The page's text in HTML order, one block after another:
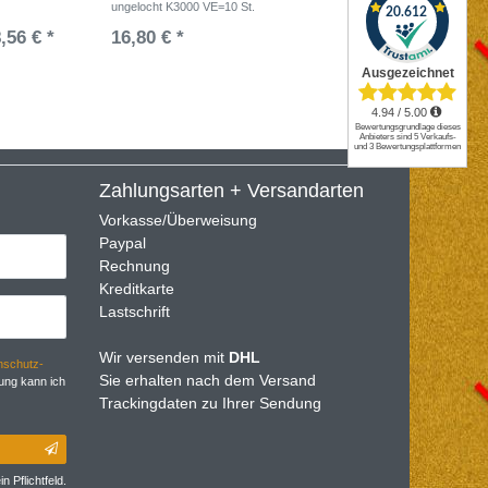
€ *
ungelocht K3000 VE=10 St.
16,80 € *
UVP
Stück
kann ich
Pflichtfeld.
Zahlungsarten + Versandarten
Vorkasse/Überweisung
Paypal
Rechnung
Kreditkarte
Lastschrift
Wir versenden mit DHL
Sie erhalten nach dem Versand
Trackingdaten zu Ihrer Sendung